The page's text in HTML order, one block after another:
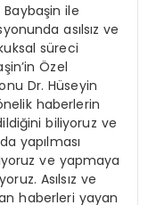
ile
asılsız ve
süreci
Özel
Dr. Hüseyin
haberlerin
biliyoruz ve
yapılması
ve yapmaya
Asılsız ve
haberleri yayan